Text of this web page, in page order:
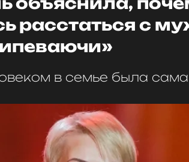
расстаться с
в семье была